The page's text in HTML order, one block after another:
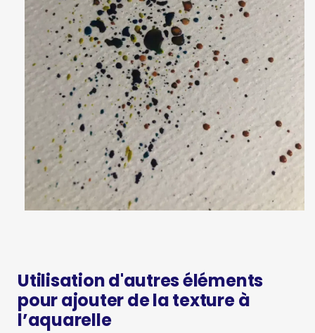
Utilisation d'autres éléments
pour ajouter de la texture à
l’aquarelle